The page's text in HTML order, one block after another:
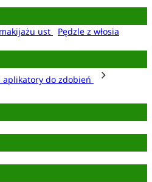
ust
Pędzle z włosia
aplikatory do zdobień